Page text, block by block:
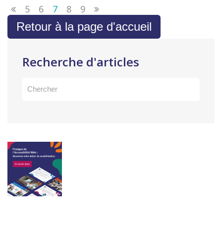
5 6 7 8 9
Retour à la page d'accueil
Recherche d'articles